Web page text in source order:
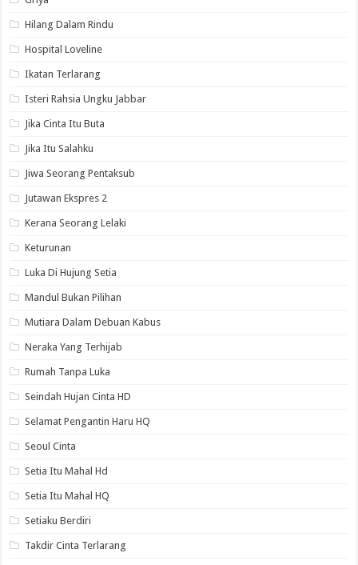
Hilang Dalam Rindu
Hospital Loveline
Ikatan Terlarang
Isteri Rahsia Ungku Jabbar
Jika Cinta Itu Buta
Jika Itu Salahku
Jiwa Seorang Pentaksub
Jutawan Ekspres 2
Kerana Seorang Lelaki
Keturunan
Luka Di Hujung Setia
Mandul Bukan Pilihan
Mutiara Dalam Debuan Kabus
Neraka Yang Terhijab
Rumah Tanpa Luka
Seindah Hujan Cinta HD
Selamat Pengantin Haru HQ
Seoul Cinta
Setia Itu Mahal Hd
Setia Itu Mahal HQ
Setiaku Berdiri
Takdir Cinta Terlarang